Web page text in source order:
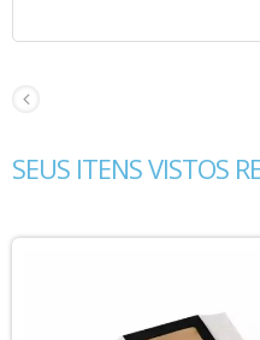
SEUS ITENS VISTOS